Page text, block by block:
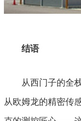
结语
从西门子的全栈
从欧姆龙的精密传